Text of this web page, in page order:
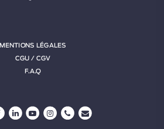
MENTIONS LÉGALES
CGU / CGV
F.A.Q